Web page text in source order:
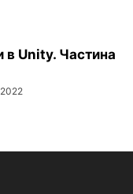
в Unity. Частина